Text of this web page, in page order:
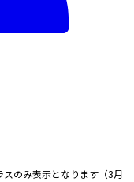
スのみ表示となります（3月